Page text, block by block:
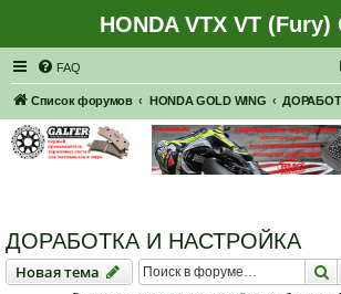
HONDA VTX VT (Fury)
FAQ
Список форумов HONDA GOLD WING
ДОРАБОТКА И НАСТРОЙКА
Новая тема
Новаятема